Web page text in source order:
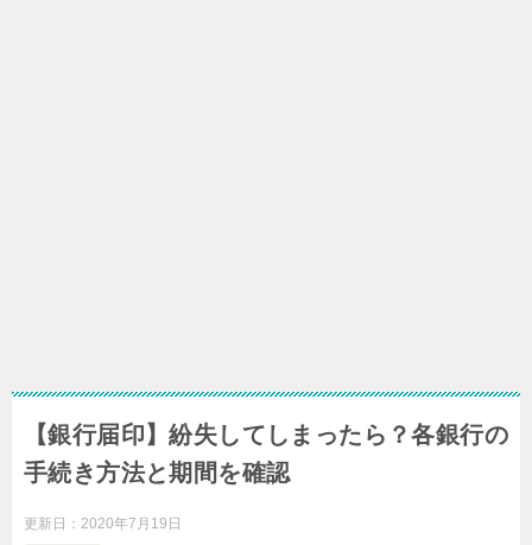
【銀行届印】紛失してしまったら？各銀行の
手続き方法と期間を確認
更新日： 2020年7月19日